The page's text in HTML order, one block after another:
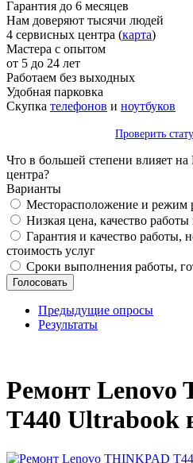
Гарантия до 6 месяцев
Нам доверяют тысячи людей
4 сервисных центра (карта)
Мастера с опытом
от 5 до 24 лет
Работаем без выходных
Удобная парковка
Скупка телефонов и ноутбуков
Проверить
Что в большей степени влияет
центра?
Варианты
Месторасположение и режим
Низкая цена, качество
Гарантия и качество работы,
стоимость услуг
Сроки выполнения работы,
Предыдущие опросы
Результаты
Ремонт Lenovo
T440 Ultrabook